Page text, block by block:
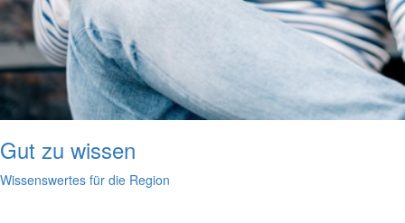
Gut zu wissen
Wissenswertes für die Region